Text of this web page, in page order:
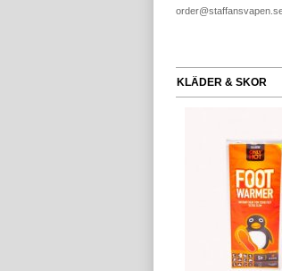
KLÄDER & SKOR